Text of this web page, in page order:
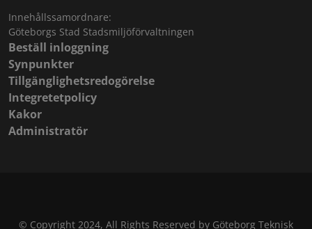
Innehållssamordnare:
Göteborgs Stad Stadsmiljöförvaltningen
Beställ inloggning
Synpunkter
Tillgänglighetsredogörelse
Integretetpolicy
Kakor
Administratör
© Copyright 2024, All Rights Reserved by Göteborg Teknisk